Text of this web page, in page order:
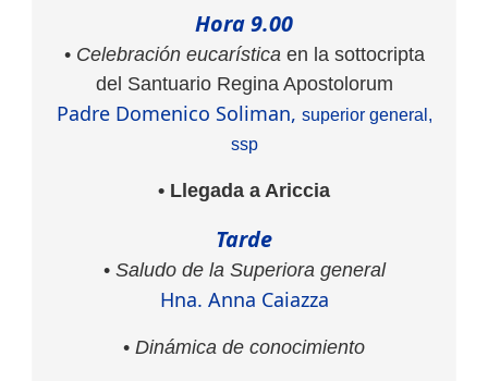
Hora 9.00
• Celebración eucarística en la sottocripta
del Santuario Regina Apostolorum
Padre Domenico Soliman, superior general,
ssp
• Llegada a Ariccia
Tarde
• Saludo de la Superiora general
Hna. Anna Caiazza
• Dinámica de conocimiento